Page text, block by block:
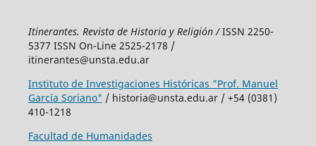
Itinerantes. Revista de Historia y Religión /ISSN 2250-
5377 ISSN On-Line 2525-2178 /
itinerantes@unsta.edu.ar
Instituto de Investigaciones Históricas "Prof. Manuel
García Soriano" / historia@unsta.edu.ar / +54 (0381)
410-1218
Facultad de Humanidades